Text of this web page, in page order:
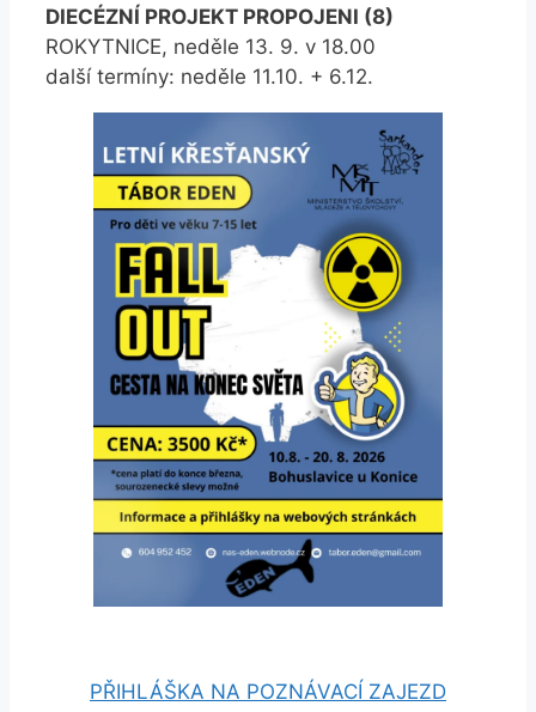
DIECÉZNÍ PROJEKT PROPOJENI (8)
ROKYTNICE, neděle 13. 9. v 18.00
další termíny: neděle 11.10. + 6.12.
PŘIHLÁŠKA NA POZNÁVACÍ ZAJEZD